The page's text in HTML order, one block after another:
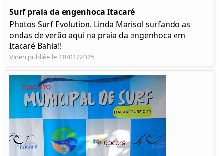
Surf praia da engenhoca Itacaré
Photos Surf Evolution. Linda Marisol surfando as
ondas de verão aqui na praia da engenhoca em
Itacaré Bahia!!
Vidéo publiée le 18/01/2025